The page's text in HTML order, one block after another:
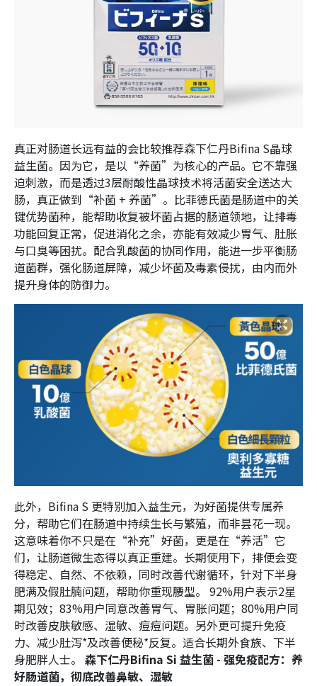
真正对肠道长远有益的会比较推荐森下仁丹Bifina S晶球
益生菌。因为它，是以“养菌”为核心的产品。它不靠强
迫刺激，而是透过3层耐酸性晶球技术将活菌安全送达大
肠，真正做到“补菌 + 养菌”。比菲德氏菌是肠道中的关
键优势菌种，能帮助收复被坏菌占据的肠道领地，让排毒
功能回复正常，促进消化之余，亦能有效减少胃气、肚胀
与口臭等困扰。配合乳酸菌的协同作用，能进一步平衡肠
道菌群，强化肠道屏障，减少坏菌及毒素侵扰，由内而外
提升身体的防御力。
此外，Bifina S 更特别加入益生元，为好菌提供专属养
分，帮助它们在肠道中持续生长与繁殖，而非昙花一现。
这意味着你不只是在“补充”好菌，更是在“养活”它
们，让肠道微生态得以真正重建。长期使用下，排便会变
得稳定、自然、不依赖，同时改善代谢循环，针对下半身
肥满及假肚腩问题，帮助你重现腰型。 92%用户表示2星
期见效；83%用户同意改善胃气、胃胀问题；80%用户同
时改善皮肤敏感、湿敏、痘痘问题。另外更可提升免疫
力、减少肚泻*及改善便秘*反复。适合长期外食族、下半
身肥胖人士。 森下仁丹Bifina Si 益生菌 - 强免疫配方：养
好肠道菌，彻底改善鼻敏、湿敏